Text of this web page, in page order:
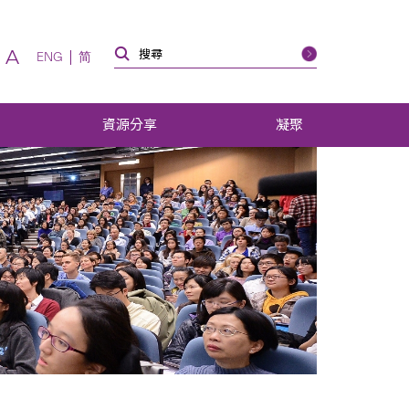
A ENG 简
資源分享 凝聚